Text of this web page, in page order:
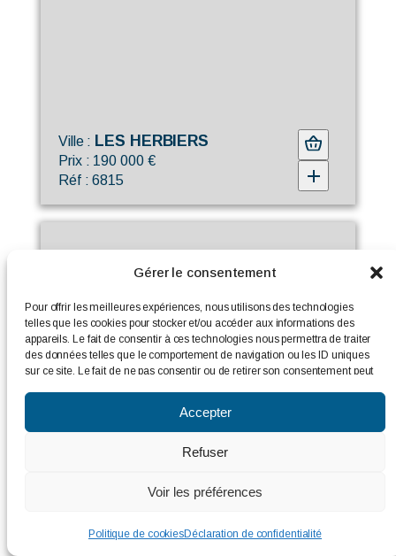
Gérer le consentement
Pour offrir les meilleures expériences, nous utilisons des technologies
telles que les cookies pour stocker et/ou accéder aux informations des
appareils. Le fait de consentir à ces technologies nous permettra de traiter
des données telles que le comportement de navigation ou les ID uniques
sur ce site. Le fait de ne pas consentir ou de retirer son consentement peut
Accepter
Refuser
Voir les préférences
Politique de cookiesDéclaration de confidentialité
Ville : LES HERBIERS
Prix : 190 000 €
Réf : 6815